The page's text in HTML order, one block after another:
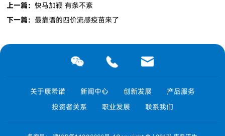
上一篇：快马加鞭 有条不紊
下一篇： 最靠谱的四价流感疫苗来了
关于康希诺 新闻中心 创新发展
产品服务
投资者关系
职业发展 联系我们